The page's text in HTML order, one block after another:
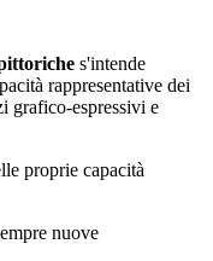
s'intende
rappresentative dei
grafico-espressivi e
proprie capacità
nuove